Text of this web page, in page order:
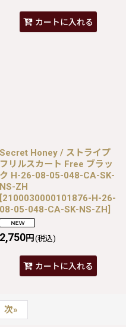
カートに入れる
Secret Honey / ストライプ
フリルスカート Free ブラッ
ク H-26-08-05-048-CA-SK-
NS-ZH
[2100030000101876-H-26-
08-05-048-CA-SK-NS-ZH]
2,750円 (税込)
カートに入れる
次»